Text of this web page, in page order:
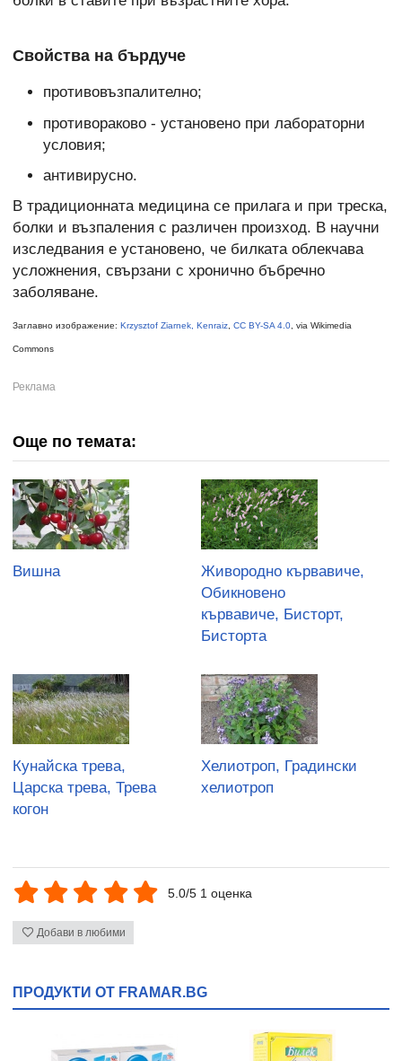
Свойства на бърдуче
противовъзпалително;
противораково - установено при лабораторни
условия;
антивирусно.
В традиционната медицина се прилага и при треска,
болки и възпаления с различен произход. В научни
изследвания е установено, че билката облекчава
усложнения, свързани с хронично бъбречно
заболяване.
Заглавно изображение: Krzysztof Ziarnek, Kenraiz CC BY-SA 4.0 , via Wikimedia
Commons
Още по темата:
Вишна
Живородно кървавиче,
Обикновено
кървавиче, Бисторт,
Бисторта
Кунайска трева,
Царска трева, Трева
когон
Хелиотроп, Градински
хелиотроп
5.0/5 1 оценка
Добави в любими
ПРОДУКТИ ОТ FRAMAR.BG